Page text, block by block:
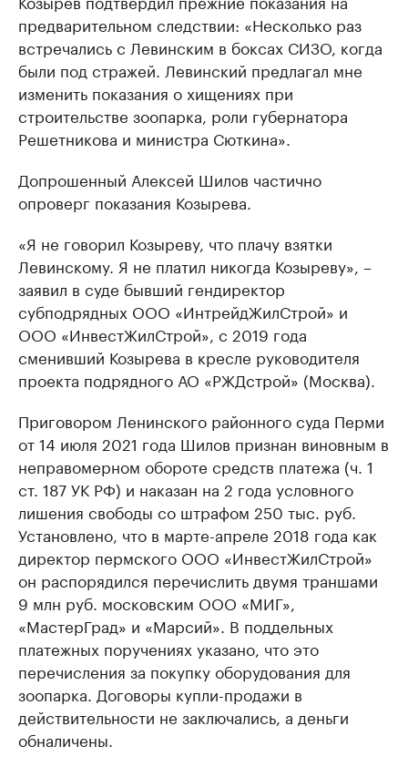
предварительном следствии: «Несколько раз
встречались с Левинским в боксах СИЗО, когда
были под стражей. Левинский предлагал мне
изменить показания о хищениях при
строительстве зоопарка, роли губернатора
Решетникова и министра Сюткина».
Допрошенный Алексей Шилов частично
опроверг показания Козырева.
«Я не говорил Козыреву, что плачу взятки
Левинскому. Я не платил никогда Козыреву», –
заявил в суде бывший гендиректор
субподрядных ООО «ИнтрейдЖилСтрой» и
ООО «ИнвестЖилСтрой», с 2019 года
сменивший Козырева в кресле руководителя
проекта подрядного АО «РЖДстрой» (Москва).
Приговором Ленинского районного суда Перми
от 14 июля 2021 года Шилов признан виновным в
неправомерном обороте средств платежа (ч. 1
ст. 187 УК РФ) и наказан на 2 года условного
лишения свободы со штрафом 250 тыс. руб.
Установлено, что в марте-апреле 2018 года как
директор пермского ООО «ИнвестЖилСтрой»
он распорядился перечислить двумя траншами
9 млн руб. московским ООО «МИГ»,
«МастерГрад» и «Марсий». В поддельных
платежных поручениях указано, что это
перечисления за покупку оборудования для
зоопарка. Договоры купли-продажи в
действительности не заключались, а деньги
обналичены.